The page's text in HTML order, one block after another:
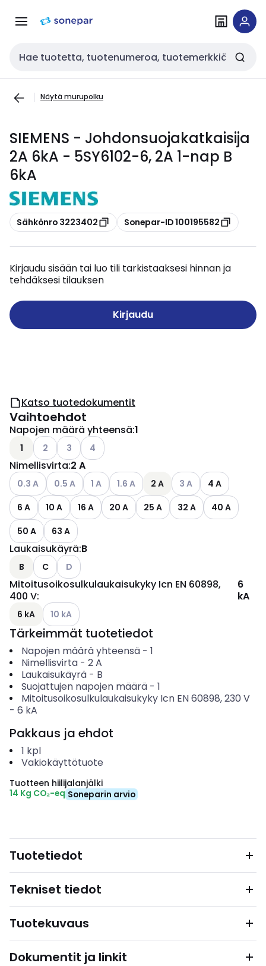
navigointiinsisältöön
Haku
Näytä murupolku
SIEMENS - Johdonsuojakatkaisija
2A 6kA - 5SY6102-6, 2A 1-nap B
6kA
Kopioi
Sähkönro 3223402 Kopioi
Sonepar-ID 100195582
Kirjaudu sisään tai luo tili tarkistaaksesi hinnan ja
tehdäksesi tilauksen
Kirjaudu
Katso tuotedokumentit
Vaihtoehdot
Napojen määrä yhteensä:1
1 Katso käytettävissä olevat vaihtoehdot
2 Katso käytettävissä olevat vaihtoehdot
3 Katso käytettävissä olevat vaihtoehdot
4
Nimellisvirta:2 A
Katso käytettävissä olevat vaihtoehdot
0.3 A Katso käytettävissä olevat vaihtoehdot
0.5 A Katso käytettävissä olevat vaihtoehdot
1 A Katso käytettävissä olevat
1.6 A 2 A Katso käytettävissä
3 A
4 A
6 A
10 A 16 A 20 A 25 A 32 A
40 A
50 A
63 A
Laukaisukäyrä:B
B C Katso käytettävissä olevat vaihtoehdot
D
Mitoitusoikosulkulaukaisukyky Icn EN 60898,
400 V:
6
kA
6 kA Katso käytettävissä olevat vaihtoehdot
10 kA
Tärkeimmät tuotetiedot
Napojen määrä yhteensä- 1
Nimellisvirta- 2A
Laukaisukäyrä- B
Suojattujen napojen määrä- 1
Mitoitusoikosulkulaukaisukyky Icn EN 60898, 230 V
- 6 kA
Pakkaus ja ehdot
1 kpl
Vakiokäyttötuote
Tuotteen hiilijalanjälki
14 Kg CO₂-eq Soneparin arvio
Tuotetiedot
Tekniset tiedot
Tuotekuvaus
Dokumentit ja linkit